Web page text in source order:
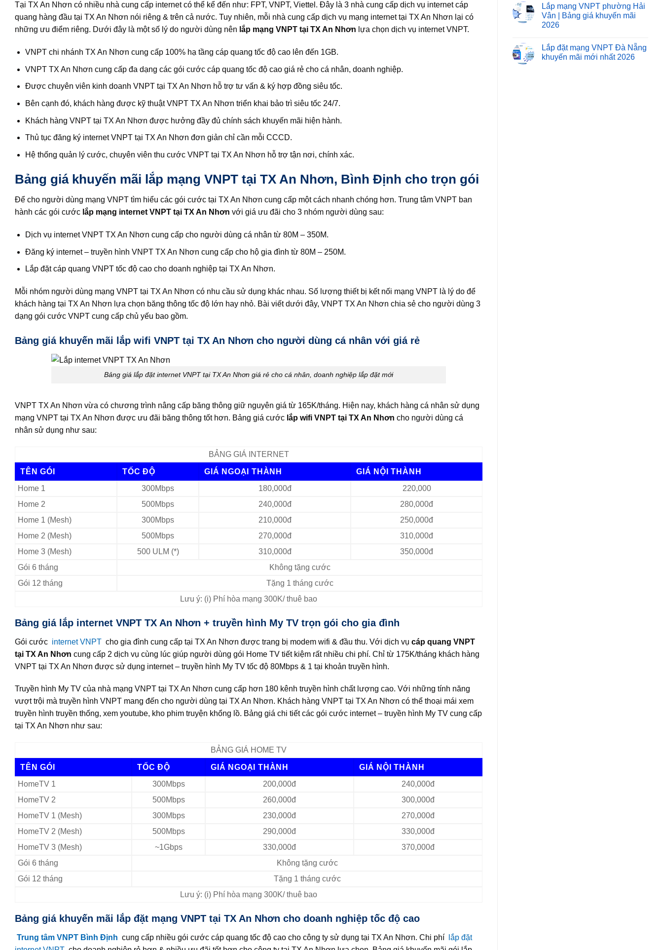
Tại TX An Nhơn có nhiều nhà cung cấp internet có thể kể đến như: FPT, VNPT, Viettel. Đây là 3 nhà cung cấp dịch vụ internet cáp
quang hàng đầu tại TX An Nhơn nói riêng & trên cả nước. Tuy nhiên, mỗi nhà cung cấp dịch vụ mạng internet tại TX An Nhơn lại có
những ưu điểm riêng. Dưới đây là một số lý do người dùng nên lắp mạng VNPT tại TX An Nhơn lựa chọn dịch vụ internet VNPT.
VNPT chi nhánh TX An Nhơn cung cấp 100% hạ tầng cáp quang tốc độ cao lên đến 1GB.
VNPT TX An Nhơn cung cấp đa dạng các gói cước cáp quang tốc độ cao giá rẻ cho cá nhân, doanh nghiệp.
Được chuyên viên kinh doanh VNPT tại TX An Nhơn hỗ trợ tư vấn & ký hợp đồng siêu tốc.
Bên cạnh đó, khách hàng được kỹ thuật VNPT TX An Nhơn triển khai bảo trì siêu tốc 24/7.
Khách hàng VNPT tại TX An Nhơn được hưởng đầy đủ chính sách khuyến mãi hiện hành.
Thủ tục đăng ký internet VNPT tại TX An Nhơn đơn giản chỉ cần mỗi CCCD.
Hệ thống quản lý cước, chuyên viên thu cước VNPT tại TX An Nhơn hỗ trợ tận nơi, chính xác.
Bảng giá khuyến mãi lắp mạng VNPT tại TX An Nhơn, Bình Định cho trọn gói
Để cho người dùng mạng VNPT tìm hiểu các gói cước tại TX An Nhơn cung cấp một cách nhanh chóng hơn. Trung tâm VNPT ban
hành các gói cước lắp mạng internetVNPT tại TX An Nhơn với giá ưu đãi cho 3 nhóm người dùng sau:
Dịch vụ internet VNPT TX An Nhơn cung cấp cho người dùng cá nhân từ 80M – 350M.
Đăng ký internet – truyền hình VNPT TX An Nhơn cung cấp cho hộ gia đình từ 80M – 250M.
Lắp đặt cáp quang VNPT tốc độ cao cho doanh nghiệp tại TX An Nhơn.
Mỗi nhóm người dùng mạng VNPT tại TX An Nhơn có nhu cầu sử dụng khác nhau. Số lượng thiết bị kết nối mạng VNPT là lý do để
khách hàng tại TX An Nhơn lựa chọn băng thông tốc độ lớn hay nhỏ. Bài viết dưới đây, VNPT TX An Nhơn chia sẻ cho người dùng 3
dạng gói cước VNPT cung cấp chủ yếu bao gồm.
Bảng giá khuyến mãi lắp wifi VNPT tại TX An Nhơn cho người dùng cá nhân với giá rẻ
Bảng giá lắp đặt internet VNPT tại TX An Nhơn giá rẻ cho cá nhân, doanh nghiệp lắp đặt mới
VNPT TX An Nhơn vừa có chương trình nâng cấp băng thông giữ nguyên giá từ 165K/tháng. Hiện nay, khách hàng cá nhân sử dụng
mạng VNPT tại TX An Nhơn được ưu đãi băng thông tốt hơn. Bảng giá cước lắp wifi VNPT tại TX An Nhơn cho người dùng cá
nhân sử dụng như sau:
BẢNG GIÁ INTERNET
TÊN GÓI TỐC ĐỘ GIÁ NGOẠI THÀNH
GIÁ NỘI THÀNH
Home 1
300Mbps 180,000đ
220,000
Home 2
500Mbps 240,000đ
280,000đ
Home 1 (Mesh)
300Mbps 210,000đ
250,000đ
Home 2 (Mesh)
500Mbps 270,000đ
310,000đ
Home 3 (Mesh)
500 ULM (*) 310,000đ
350,000đ
Gói 6 tháng
Không tặng cước
Gói 12 tháng
Tặng 1 tháng cước
Lưu ý: (i) Phí hòa mạng 300K/ thuê bao
Bảng giá lắp internet VNPT TX An Nhơn + truyền hình My TV trọn gói cho gia đình
Gói cước internet VNPT cho gia đình cung cấp tại TX An Nhơn được trang bị modem wifi & đầu thu. Với dịch vụ cáp quang VNPT
tại TX An Nhơn cung cấp 2 dịch vụ cùng lúc giúp người dùng gói Home TV tiết kiệm rất nhiều chi phí. Chỉ từ 175K/tháng khách hàng
VNPT tại TX An Nhơn được sử dụng internet – truyền hình My TV tốc độ 80Mbps & 1 tại khoản truyền hình.
Truyền hình My TV của nhà mạng VNPT tại TX An Nhơn cung cấp hơn 180 kênh truyền hình chất lượng cao. Với những tính năng
vượt trội mà truyền hình VNPT mang đến cho người dùng tại TX An Nhơn. Khách hàng VNPT tại TX An Nhơn có thể thoại mái xem
truyền hình truyền thống, xem youtube, kho phim truyện khổng lồ. Bảng giá chi tiết các gói cước internet – truyền hình My TV cung cấp
tại TX An Nhơn như sau:
BẢNG GIÁ HOME TV
TÊN GÓI TỐC ĐỘ GIÁ NGOẠI THÀNH
GIÁ NỘI THÀNH
HomeTV 1
300Mbps 200,000đ
240,000đ
HomeTV 2
500Mbps 260,000đ
300,000đ
HomeTV 1 (Mesh)
300Mbps 230,000đ
270,000đ
HomeTV 2 (Mesh)
500Mbps 290,000đ
330,000đ
HomeTV 3 (Mesh)
~1Gbps 330,000đ
370,000đ
Gói 6 tháng
Không tặng cước
Gói 12 tháng
Tặng 1 tháng cước
Lưu ý: (i) Phí hòa mạng 300K/ thuê bao
Bảng giá khuyến mãi lắp đặt mạng VNPT tại TX An Nhơn cho doanh nghiệp tốc độ cao
Trung tâm VNPT Bình Định cung cấp nhiều gói cước cáp quang tốc độ cao cho công ty sử dụng tại TX An Nhơn. Chi phí
lắp đặt
Lắp mạng VNPT phường Hải
Vân | Bảng giá khuyến mãi
2026
Lắp đặt mạng VNPT Đà Nẵng
khuyến mãi mới nhất 2026